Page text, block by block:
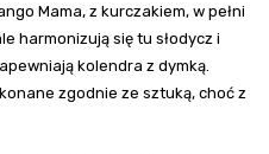
Mama, z kurczakiem, w pełni
harmonizują się tu słodycz i
kolendra z dymką.
zgodnie ze sztuką, choć z